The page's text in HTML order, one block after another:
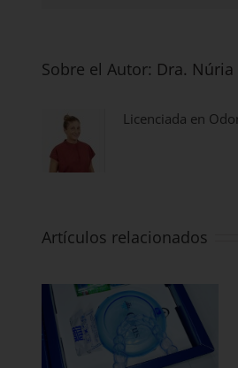
Sobre el Autor: Dra.
Licenciada en
Artículos relacionados